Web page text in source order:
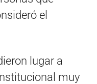
el
lugar a
muy